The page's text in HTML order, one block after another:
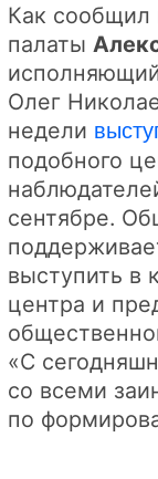
Как сообщил
палаты
Олег
недели
подобного
сентябре.
выступить в
центра и
«С
со всеми
по